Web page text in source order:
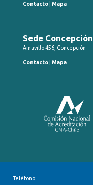
Contacto Mapa
Sede Concepción
Ainavillo 456, Concepción
Contacto Mapa
Teléfono: